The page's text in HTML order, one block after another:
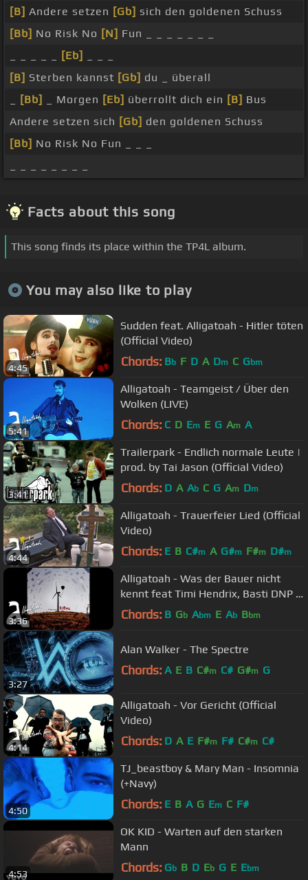
[B] Andere setzen [Gb] sich den goldenen Schuss
[Bb] No Risk No [N] Fun _ _ _ _ _ _ _
[Eb]
[B] Sterben kannst [Gb] du _ überall
[Bb] _ Morgen [Eb] überrollt dich ein [B] Bus
Andere setzen sich [Gb] den goldenen Schuss
[Bb] No Risk No Fun _ _ _
Facts about this song
This song finds its place within the TP4L album.
You may also like to play
4:45
Sudden feat. Alligatoah - Hitler töten
(Official Video)
Chords: Bb F D A Dm C Gbm
5:41
Alligatoah - Teamgeist / Über den
Wolken (LIVE)
Chords: C D Em E G Am A
3:41
Trailerpark - Endlich normale Leute |
prod. by Tai Jason (Official Video)
Chords: D A Ab C G Am Dm
4:44
Alligatoah - Trauerfeier Lied (Official
Video)
Chords: E B C#m A G#m F#m D#m
3:36
Alligatoah - Was der Bauer nicht
kennt feat Timi Hendrix, Basti DNP -
StRw 4 - Album - Track 12
Chords: B Gb Abm E Ab Bbm
3:27
Alan Walker - The Spectre
Chords: A E B C#m C# G#m G
4:14
Alligatoah - Vor Gericht (Official
Video)
Chords: D A E F#m F# C#m C#
4:50
TJ_beastboy & Mary Man - Insomnia
(+Navy)
Chords: E B A G Em C F#
4:53
OK KID - Warten auf den starken
Mann
Chords: Gb B D Eb G E Ebm